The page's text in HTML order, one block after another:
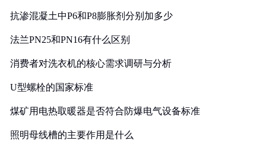
抗渗混凝土中P6和P8膨胀剂分别加多少
法兰PN25和PN16有什么区别
消费者对洗衣机的核心需求调研与分析
U型螺栓的国家标准
煤矿用电热取暖器是否符合防爆电气设备标准
照明母线槽的主要作用是什么